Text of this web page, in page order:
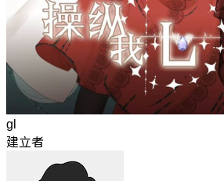
gl
建立者